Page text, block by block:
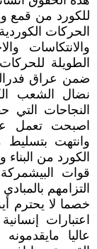
للكورد من قمع
الحركات
والانتكاسات
الطويلة
ضمن عراق
نضال الشعب
النجاحات
اصبحت تعمل
وانتهت بتسليط
الكورد من
قوات
التزامهم
خصما لا يحترم
اعتبارات
عاليا